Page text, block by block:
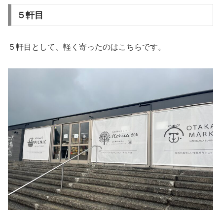
５軒目
５軒目として、軽く寄ったのはこちらです。